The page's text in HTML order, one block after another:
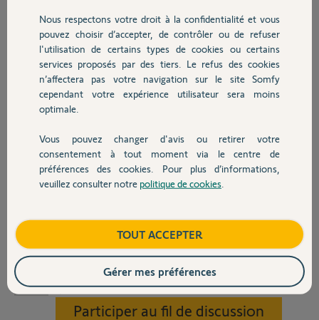
Chauffage
Autres produits
Devis avec un pro
Contact
En revanche, lors de l’ajout de mes volets dans l’application :
« Ajouter un équipement » → « Fenêtres et protections solaires » → «
Volets » → « Volets » → choix du point de commande Amy,
je suis les instructions et j’appuie 3 secondes sur le bouton “Prog” de la
télécommande.
de centralisation utilisée ; je choisis alors la TaHoma Switch, mais à ce
moment-là un message m’indique de contacter le support.
Je ne comprends donc pas comment finaliser l’association entre mes
volets IO et la TaHoma Switch.
Voici le code PIN de ma box TaHoma : 2305-7215-3509
Merci d’avance pour votre aide.
il y a 10 mois
Participer au fil de discussion
Nous respectons votre droit à la confidentialité et vous
pouvez choisir d’accepter, de contrôler ou de refuser
l'utilisation de certains types de cookies ou certains
services proposés par des tiers. Le refus des cookies
n’affectera pas votre navigation sur le site Somfy
cependant votre expérience utilisateur sera moins
optimale.
Vous pouvez changer d'avis ou retirer votre
consentement à tout moment via le centre de
préférences des cookies. Pour plus d’informations,
veuillez consulter notre politique de cookies
TOUT ACCEPTER
Gérer mes préférences